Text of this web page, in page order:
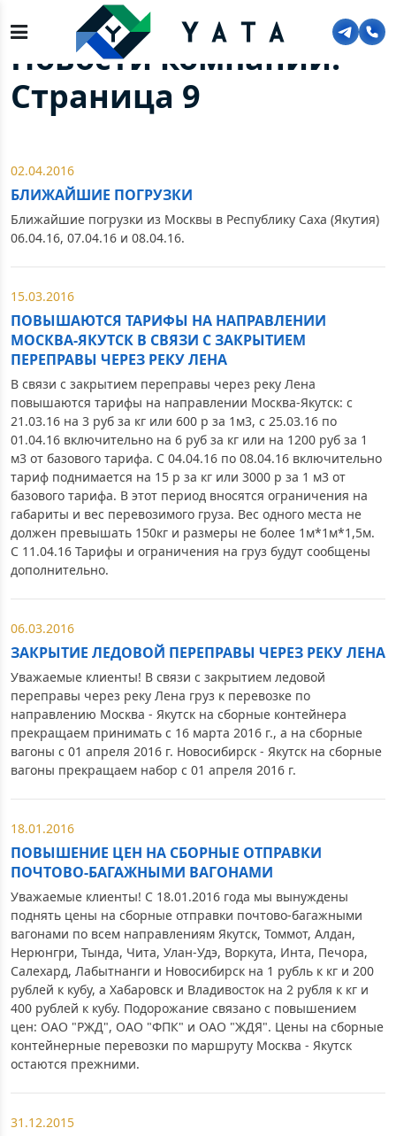
О компании
Новости компании.
Страница 9
02.04.2016
БЛИЖАЙШИЕ ПОГРУЗКИ
Ближайшие погрузки из Москвы в Республику Саха (Якутия)
06.04.16, 07.04.16 и 08.04.16.
15.03.2016
ПОВЫШАЮТСЯ ТАРИФЫ НА НАПРАВЛЕНИИ
МОСКВА-ЯКУТСК В СВЯЗИ С ЗАКРЫТИЕМ
ПЕРЕПРАВЫ ЧЕРЕЗ РЕКУ ЛЕНА
В связи с закрытием переправы через реку Лена
повышаются тарифы на направлении Москва-Якутск: с
21.03.16 на 3 руб за кг или 600 р за 1м3, с 25.03.16 по
01.04.16 включительно на 6 руб за кг или на 1200 руб за 1
м3 от базового тарифа. С 04.04.16 по 08.04.16 включительно
тариф поднимается на 15 р за кг или 3000 р за 1 м3 от
базового тарифа. В этот период вносятся ограничения на
габариты и вес перевозимого груза. Вес одного места не
должен превышать 150кг и размеры не более 1м*1м*1,5м.
С 11.04.16 Тарифы и ограничения на груз будут сообщены
дополнительно.
06.03.2016
ЗАКРЫТИЕ ЛЕДОВОЙ ПЕРЕПРАВЫ ЧЕРЕЗ РЕКУ ЛЕНА
Уважаемые клиенты! В связи с закрытием ледовой
переправы через реку Лена груз к перевозке по
направлению Москва - Якутск на сборные контейнера
прекращаем принимать с 16 марта 2016 г., а на сборные
вагоны с 01 апреля 2016 г. Новосибирск - Якутск на сборные
вагоны прекращаем набор с 01 апреля 2016 г.
18.01.2016
ПОВЫШЕНИЕ ЦЕН НА СБОРНЫЕ ОТПРАВКИ
ПОЧТОВО-БАГАЖНЫМИ ВАГОНАМИ
Уважаемые клиенты! С 18.01.2016 года мы вынуждены
поднять цены на сборные отправки почтово-багажными
вагонами по всем направлениям Якутск, Томмот, Алдан,
Нерюнгри, Тында, Чита, Улан-Удэ, Воркута, Инта, Печора,
Салехард, Лабытнанги и Новосибирск на 1 рубль к кг и 200
рублей к кубу, а Хабаровск и Владивосток на 2 рубля к кг и
400 рублей к кубу. Подорожание связано с повышением
цен: ОАО "РЖД", ОАО "ФПК" и ОАО "ЖДЯ". Цены на сборные
контейнерные перевозки по маршруту Москва - Якутск
остаются прежними.
31.12.2015